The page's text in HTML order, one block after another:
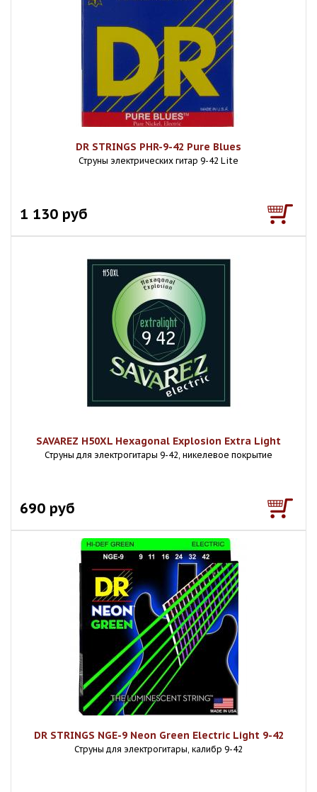
DR STRINGS PHR-9-42 Pure Blues
Струны электрических гитар 9-42 Lite
1 130 руб
SAVAREZ H50XL Hexagonal Explosion Extra Light
Струны для электрогитары 9-42, никелевое покрытие
690 руб
DR STRINGS NGE-9 Neon Green Electric Light 9-42
Струны для электрогитары, калибр 9-42